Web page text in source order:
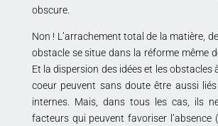
obscure.
Non ! L’arrachement total de la matière,
obstacle se situe dans la réforme même
Et la dispersion des idées et les obstacles
coeur peuvent sans doute être aussi
internes. Mais, dans tous les cas, ils
facteurs qui peuvent favoriser l’absence